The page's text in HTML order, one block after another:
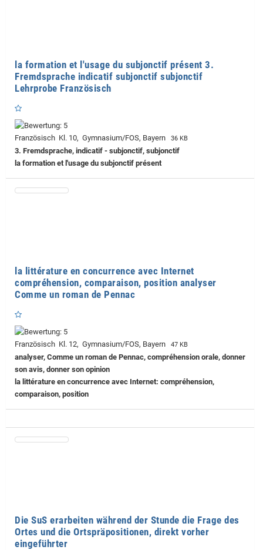
la formation et l'usage du subjonctif présent 3.
Fremdsprache indicatif subjonctif subjonctif
Lehrprobe Französisch
Französisch Kl. 10, Gymnasium/FOS, Bayern 36 KB
3. Fremdsprache, indicatif - subjonctif, subjonctif
la formation et l'usage du subjonctif présent
la littérature en concurrence avec Internet
compréhension, comparaison, position analyser
Comme un roman de Pennac
Französisch Kl. 12, Gymnasium/FOS, Bayern 47 KB
analyser, Comme un roman de Pennac, compréhension orale, donner
son avis, donner son opinion
la littérature en concurrence avec Internet: compréhension,
comparaison, position
Die SuS erarbeiten während der Stunde die Frage des
Ortes und die Ortspräpositionen, direkt vorher
eingeführter